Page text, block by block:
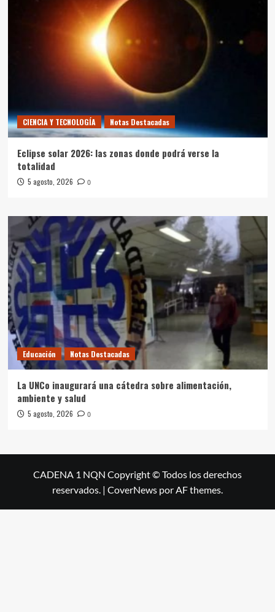
CIENCIA Y TECNOLOGÍA Notas Destacadas
Eclipse solar 2026: las zonas donde podrá verse la
totalidad
5 agosto, 2026 0
Educación Notas Destacadas
La UNCo inaugurará una cátedra sobre alimentación,
ambiente y salud
5 agosto, 2026 0
CADENA 1 NQN Copyright © Todos los derechos
reservados. | CoverNews por AF themes.